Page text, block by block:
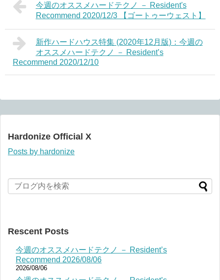
今週のオススメハードテクノ － Resident's
Recommend 2020/12/3 【ゴートゥーウェスト】
新作ハードハウス特集 (2020年12月版)：今週の
オススメハードテクノ － Resident’s
Recommend 2020/12/10
Hardonize Official X
Posts by hardonize
Rescent Posts
今週のオススメハードテクノ － Resident’s
Recommend 2026/08/06
2026/08/06